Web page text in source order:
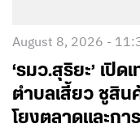
August 8, 2026 -
‘รมว.สุริยะ’ เปิ
ตำบลเสี้ยว ชูสิ
โยงตลาดและก